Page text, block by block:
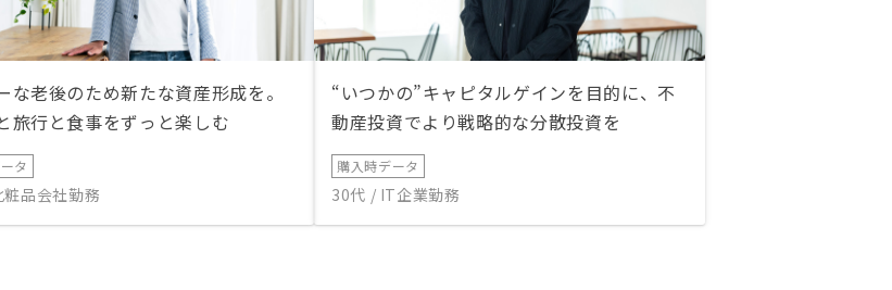
な老後のため新たな資産形成を。
旅行と食事をずっと楽しむ
タ
品会社勤務
“いつかの”キャピタルゲインを目的に、不
動産投資でより戦略的な分散投資を
購入時データ
30代 / IT企業勤務